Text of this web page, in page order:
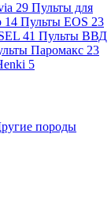
29 Пульты для
14 Пульты EOS 23
41 Пульты ВВД
Паромакс 23
5
породы